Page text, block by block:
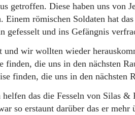
getroffen. Diese haben uns von
Einem römischen Soldaten hat
gefesselt und ins Gefängnis
und wir wollten wieder
die uns in den nächsten
finden, die uns in den nächsten
das die Fesseln von Silas &
so erstaunt darüber das er mehr